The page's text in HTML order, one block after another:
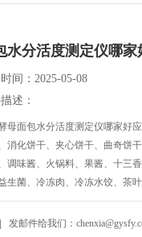
水分活度测定仪哪家
间：2025-05-08
述：
母面包水分活度测定仪哪家好
消化饼干、夹心饼干、曲奇饼
调味酱、火锅料、果酱、十三
生菌、冷冻肉、冷冻水饺、茶
发邮件给我们：